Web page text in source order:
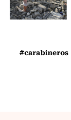
#carabineros